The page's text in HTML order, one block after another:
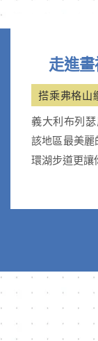
走進
搭乘弗格山
義大利布列
該地區最美麗
環湖步道更讓